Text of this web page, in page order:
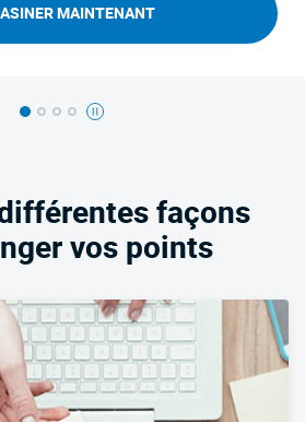
MAINTENANT
Arrêter l'animation
façons
vos points